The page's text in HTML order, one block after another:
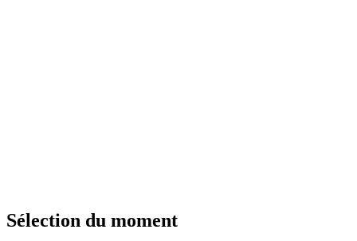
Sélection du moment